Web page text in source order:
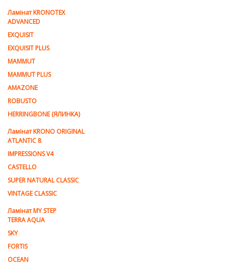
Ламінат KRONOTEX
ADVANCED
EXQUISIT
EXQUISIT PLUS
MAMMUT
MAMMUT PLUS
AMAZONE
ROBUSTO
HERRINGBONE (ЯЛИНКА)
Ламiнат KRONO ORIGINAL
ATLANTIC 8
IMPRESSIONS V4
CASTELLO
SUPER NATURAL CLASSIC
VINTAGE CLASSIC
Ламінат MY STEP
TERRA AQUA
SKY
FORTIS
OCEAN